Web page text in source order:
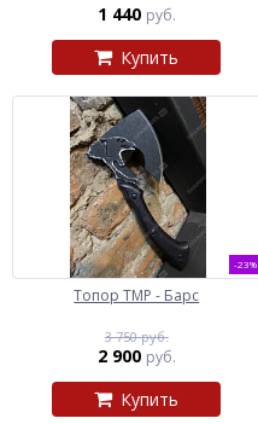
1 440 руб.
Купить
-23%
Топор ТМР - Барс
3 750 руб.
2 900 руб.
Купить